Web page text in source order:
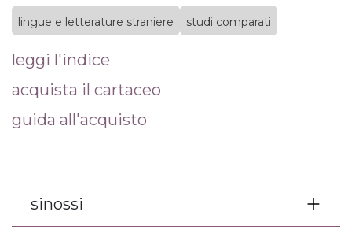
lingue e letterature straniere studi comparati
leggi l'indice
acquista il cartaceo
guida all'acquisto
sinossi